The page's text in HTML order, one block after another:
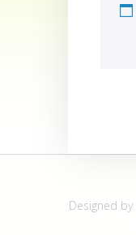
Designed by